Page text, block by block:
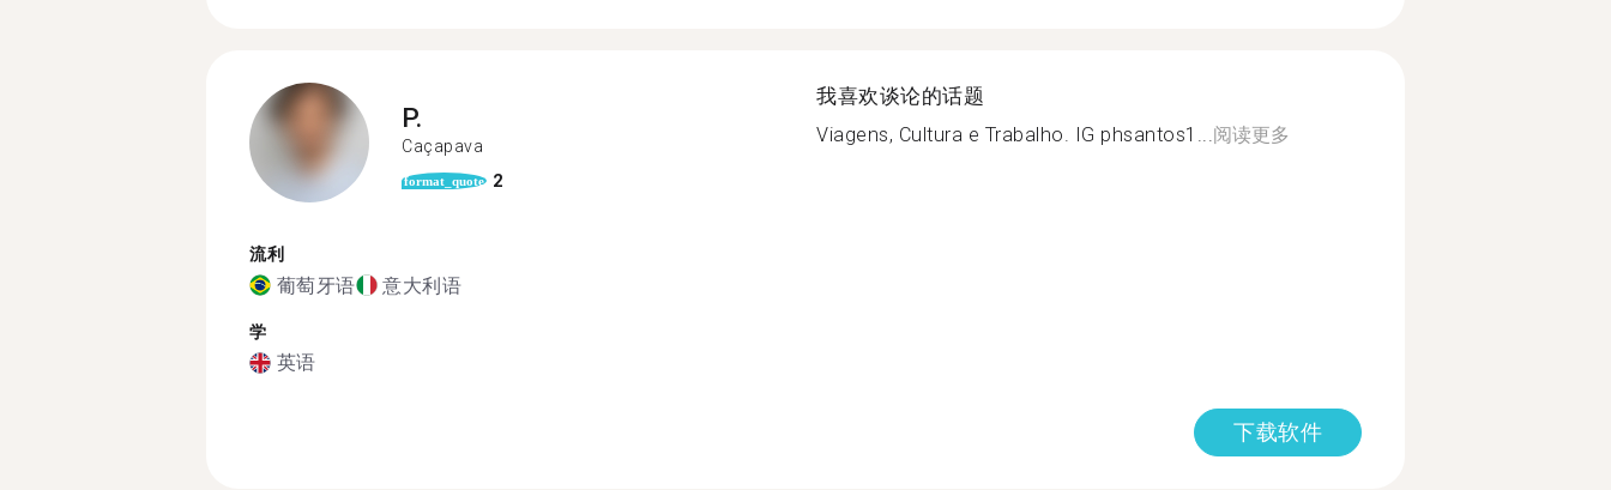
P.
Caçapava
format_quote 2
流利
葡萄牙语 意大利语
学
英语
我喜欢谈论的话题
Viagens, Cultura e Trabalho. IG phsantos1...阅读更多
下载软件